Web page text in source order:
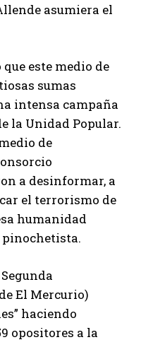
asumiera el
este medio de
sumas
intensa campaña
la Unidad Popular.
de
a desinformar, a
el terrorismo de
humanidad
El Mercurio)
haciendo
opositores a la